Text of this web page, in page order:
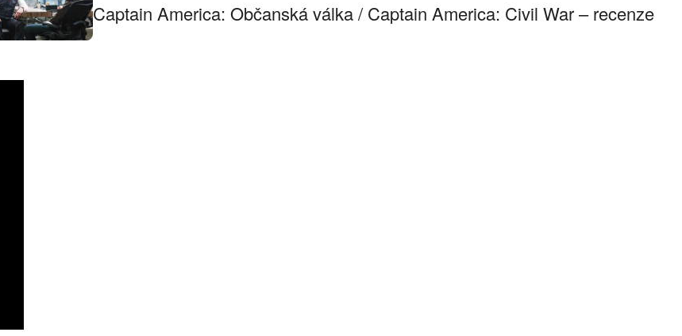
Captain America: Občanská válka / Captain America: Civil War – recenze